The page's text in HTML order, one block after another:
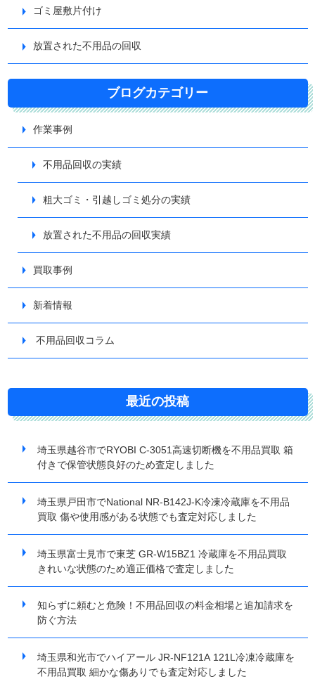
ゴミ屋敷片付け
放置された不用品の回収
ブログカテゴリー
作業事例
不用品回収の実績
粗大ゴミ・引越しゴミ処分の実績
放置された不用品の回収実績
買取事例
新着情報
不用品回収コラム
最近の投稿
埼玉県越谷市でRYOBI C-3051高速切断機を不用品買取 箱
付きで保管状態良好のため査定しました
埼玉県戸田市でNational NR-B142J-K冷凍冷蔵庫を不用品
買取 傷や使用感がある状態でも査定対応しました
埼玉県富士見市で東芝 GR-W15BZ1 冷蔵庫を不用品買取
きれいな状態のため適正価格で査定しました
知らずに頼むと危険！不用品回収の料金相場と追加請求を
防ぐ方法
埼玉県和光市でハイアール JR-NF121A 121L冷凍冷蔵庫を
不用品買取 細かな傷ありでも査定対応しました